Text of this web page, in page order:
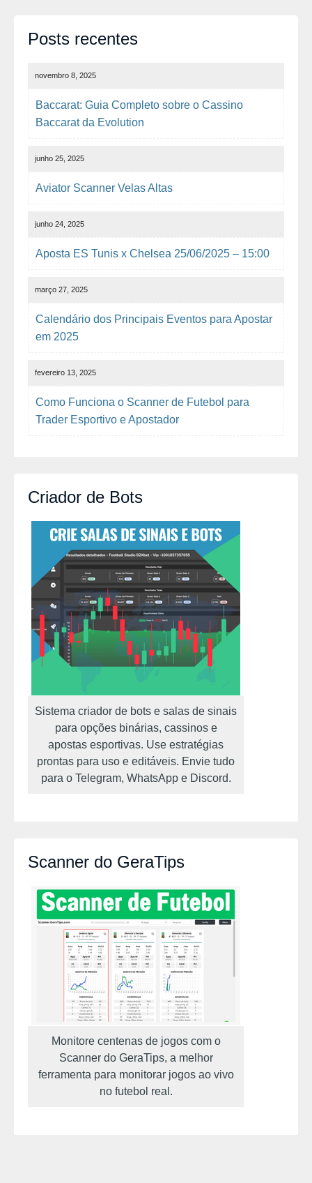
Posts recentes
Baccarat: Guia Completo sobre o Cassino
Baccarat da Evolution
novembro 8, 2025
Aviator Scanner Velas Altas
junho 25, 2025
Aposta ES Tunis x Chelsea 25/06/2025 – 15:00
junho 24, 2025
Calendário dos Principais Eventos para Apostar
em 2025
março 27, 2025
Como Funciona o Scanner de Futebol para
Trader Esportivo e Apostador
fevereiro 13, 2025
Criador de Bots
Sistema criador de bots e salas de sinais
para opções binárias, cassinos e
apostas esportivas. Use estratégias
prontas para uso e editáveis. Envie tudo
para o Telegram, WhatsApp e Discord.
Scanner do GeraTips
Monitore centenas de jogos com o
Scanner do GeraTips, a melhor
ferramenta para monitorar jogos ao vivo
no futebol real.